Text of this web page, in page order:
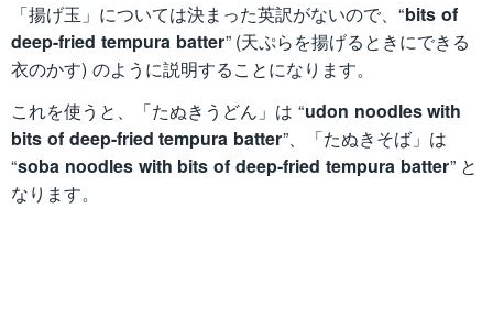
「揚げ玉」については決まった英訳がないので、“bits of
deep-fried tempura batter” (天ぷらを揚げるときにできる
衣のかす) のように説明することになります。
これを使うと、「たぬきうどん」は “udon noodles with
bits of deep-fried tempura batter”、「たぬきそば」は
“soba noodles with bits of deep-fried tempura batter” と
なります。